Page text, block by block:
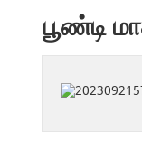
பூண்டி